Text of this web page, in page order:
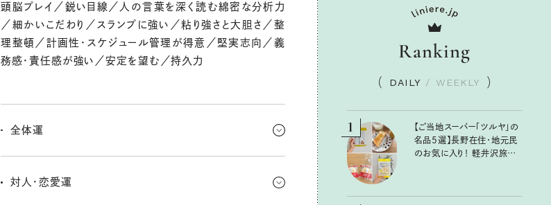
頭脳プレイ／鋭い目線／人の言葉を深く読む綿密な分析力
／細かいこだわり／スランプに強い／粘り強さと大胆さ／整
理整頓／計画性・スケジュール管理が得意／堅実志向／義
務感・責任感が強い／安定を望む／持久力
全体運
るはずだよ。今いる場所からちょっと移動して、違う景色を眺めた
対人・恋愛運
Ranking
DAILY / WEEKLY
1
【ご当地スーパー「ツルヤ」の
名品5選】長野在住・地元民
のお気に入り！ 軽井沢旅の